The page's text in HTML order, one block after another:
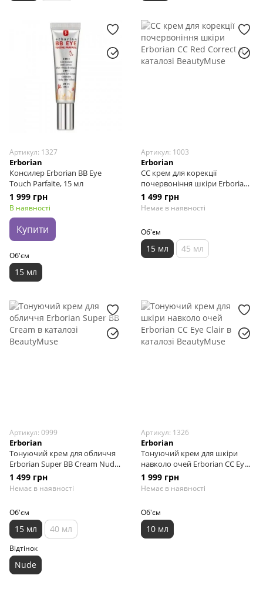
Артикул: 1327
Erborian
Консилер Erborian BB Eye
Touch Parfaite, 15 мл
1 999 грн
В наявності
Купити
Об'єм
15 мл
Артикул: 1003
Erborian
СС крем для корекції
почервоніння шкіри Erborian
CC Red Correct, 15 мл
1 499 грн
Немає в наявності
Об'єм
15 мл 45 мл
Артикул: 0999
Erborian
Тонуючий крем для обличчя
Erborian Super BB Cream Nude,
15 мл
1 499 грн
Немає в наявності
Об'єм
15 мл 40 мл
Відтінок
Nude
Артикул: 1326
Erborian
Тонуючий крем для шкіри
навколо очей Erborian CC Eye
Clair, 10 мл
1 999 грн
Немає в наявності
Об'єм
10 мл